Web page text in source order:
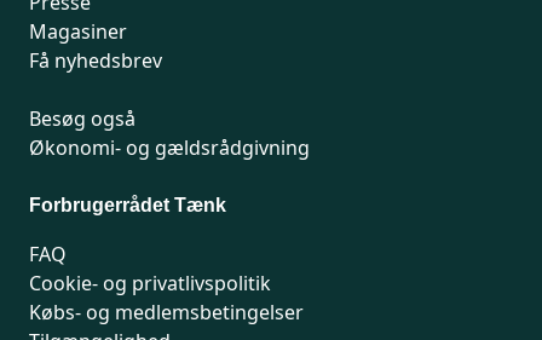
Magasiner
Få nyhedsbrev
Besøg også
Økonomi- og gældsrådgivning
Forbrugerrådet Tænk
FAQ
Cookie- og privatlivspolitik
Købs- og medlemsbetingelser